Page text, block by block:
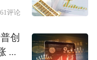
市场发行规模超
规模达6.7万亿
评论
创
...